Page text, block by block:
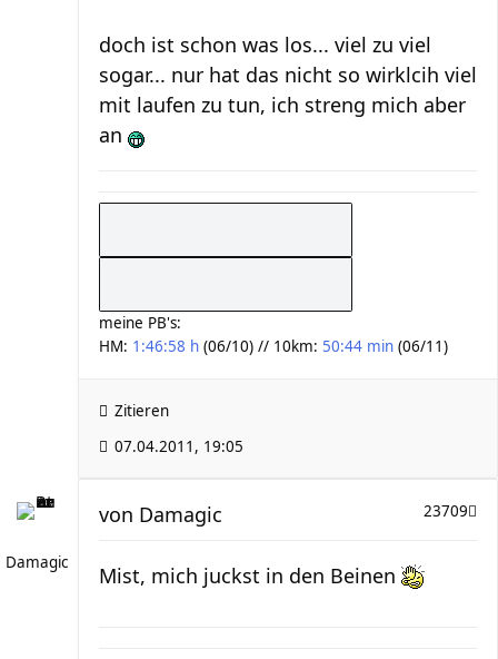
doch ist schon was los... viel zu viel
sogar... nur hat das nicht so wirklcih viel
mit laufen zu tun, ich streng mich aber
an
meine PB's:
HM: 1:46:58 h (06/10) // 10km: 50:44 min (06/11)
Zitieren
07.04.2011, 19:05
Damagic
23709
von Damagic
Mist, mich juckst in den Beinen